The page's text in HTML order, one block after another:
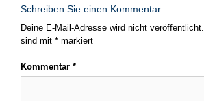
Schreiben Sie einen Kommentar
Deine E-Mail-Adresse wird nicht veröffentlicht.
sind mit * markiert
Kommentar *